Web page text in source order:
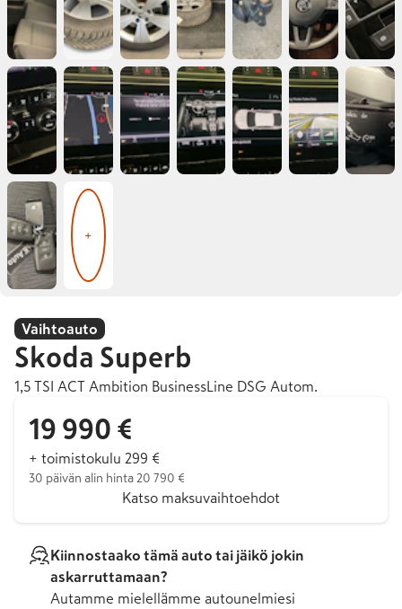
+
Vaihtoauto
Skoda Superb
1,5 TSI ACT Ambition BusinessLine DSG Autom.
19 990 €
+ toimistokulu 299 €
30 päivän alin hinta 20 790 €
Katso maksuvaihtoehdot
Kiinnostaako tämä auto tai jäikö jokin
askarruttamaan?
Autamme mielellämme autounelmiesi